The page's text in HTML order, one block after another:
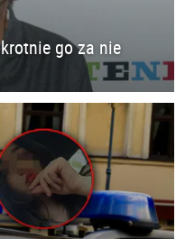
go za nie